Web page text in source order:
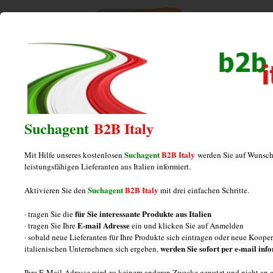
/Konsumgüter /Hersteller von Abfallsortiersystemen für
Einbauküchen
Hersteller von Abfallsortiersystemen für
Einbauküchen
FAQ zur Herstellung und Lieferung
von Abfallsortiersystemen aus
Italien
Suchagent B2B Italy
Mit Hilfe unseres kostenlosen SuchagentB2B Italy werden Sie auf
leistungsfähigen Lieferanten aus Italien informiert.
Aktivieren Sie den SuchagentB2B Italy mit drei einfachen Schritte.
· tragen Sie diefür Sie interessante Produkte aus Italien
· tragen Sie IhreE-mail Adresseein und klicken Sie auf Anmelden
· sobald neue Lieferanten für Ihre Produkte sich eintragen oder neue
italienischen Unternehmen sich ergeben,werden Sie sofort per e-mail